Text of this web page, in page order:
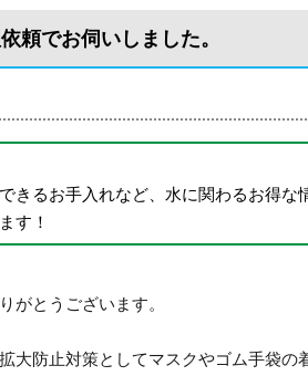
頼でお伺いしました。
きるお手入れなど、水に関わるお得な
す！
がとうございます。
防止対策としてマスクやゴム手袋の